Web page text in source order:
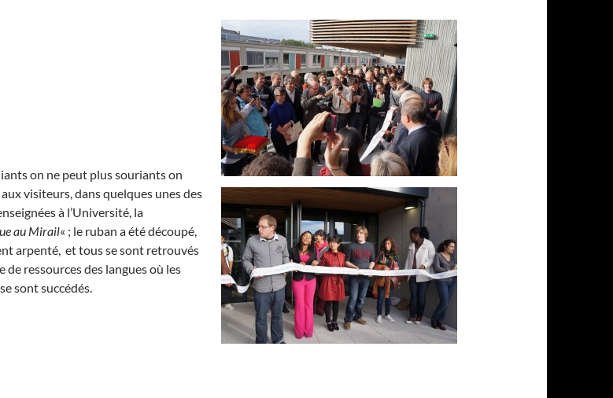
on ne peut plus souriants on
visiteurs, dans quelques unes des
à l’Université, la
au Mirail« ; le ruban a été découpé,
arpenté, et tous se sont retrouvés
de ressources des langues où les
sont succédés.